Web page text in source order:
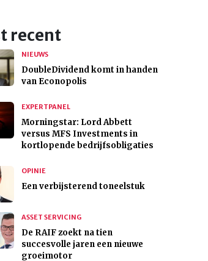
recent
NIEUWS
DoubleDividend komt in handen
van Econopolis
EXPERTPANEL
Morningstar: Lord Abbett
versus MFS Investments in
kortlopende bedrijfsobligaties
OPINIE
Een verbijsterend toneelstuk
ASSET SERVICING
De RAIF zoekt na tien
succesvolle jaren een nieuwe
groeimotor